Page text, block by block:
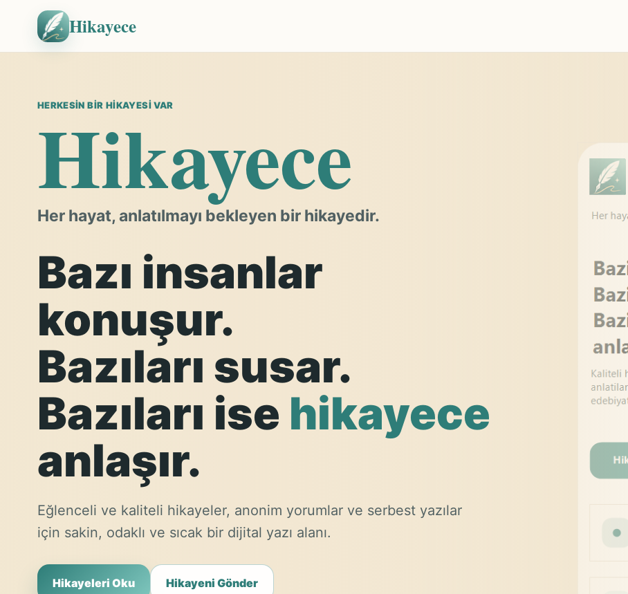
Hikayece
HERKESIN BIR HIKAYESI VAR
Hikayece
Her hayat, anlatılmayı bekleyen bir hikayedir.
Bazı insanlar
konuşur.
Bazıları susar.
Bazıları ise hikayece
anlaşır.
Eğlenceli ve kaliteli hikayeler, anonim yorumlar ve serbest yazılar
için sakin, odaklı ve sıcak bir dijital yazı alanı.
Hikayeleri Oku Hikayeni Gönder